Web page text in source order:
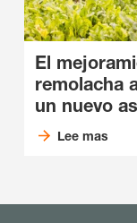
El
remolacha
un nuevo
Lee mas